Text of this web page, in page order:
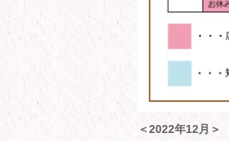
＜2022年12月＞